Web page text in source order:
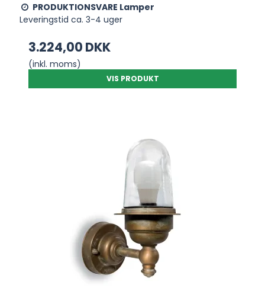
PRODUKTIONSVARE Lamper
Leveringstid ca. 3-4 uger
3.224,00 DKK
(inkl. moms)
VIS PRODUKT